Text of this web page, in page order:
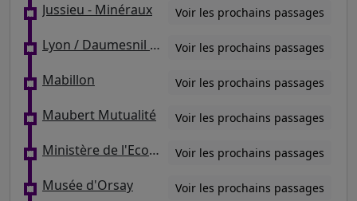
Jussieu - Minéraux Voir les prochains passages
Lyon / Daumesnil - Ledru Rollin Voir les prochains passages
Mabillon Voir les prochains passages
Maubert Mutualité Voir les prochains passages
Ministère de l'Economie et des Finances / Gare de Lyon Voir les prochains passages
Musée d'Orsay Voir les prochains passages